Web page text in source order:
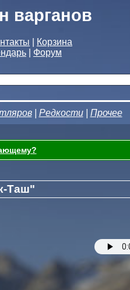
варганов
Корзина
Форум
| Редкости| Прочее
Таш"